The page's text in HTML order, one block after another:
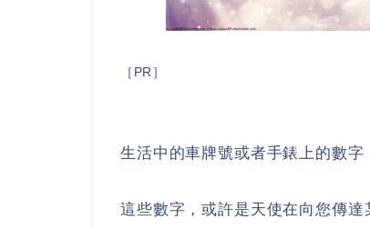
［PR］
生活中的車牌號或者手錶上的數字
這些數字，或許是天使在向您傳達